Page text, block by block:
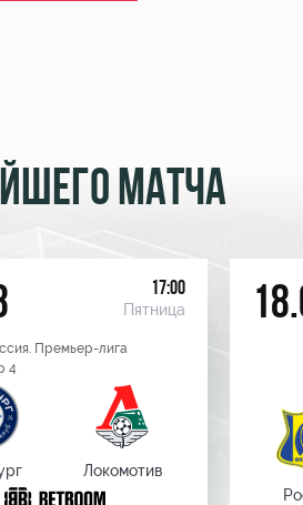
МАТЧА
17:00
Пятница
Премьер-лига
4
Локомотив